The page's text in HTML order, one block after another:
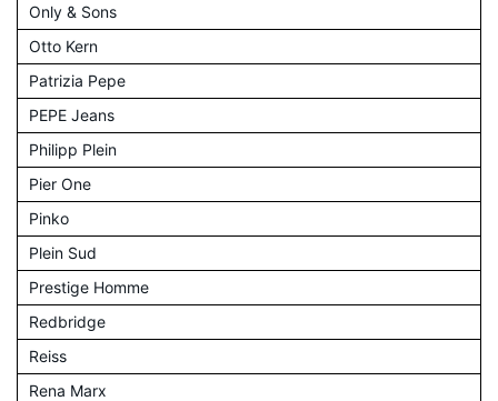
Only & Sons
Otto Kern
Patrizia Pepe
PEPE Jeans
Philipp Plein
Pier One
Pinko
Plein Sud
Prestige Homme
Redbridge
Reiss
Rena Marx